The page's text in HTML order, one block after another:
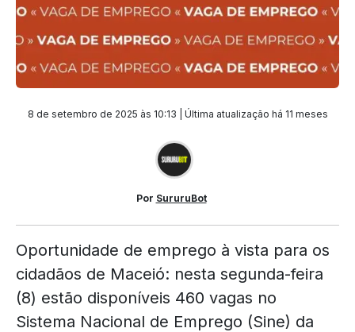
8 de setembro de 2025 às 10:13 | Última atualização há 11 meses
Por SururuBot
Oportunidade de emprego à vista para os
cidadãos de Maceió: nesta segunda-feira
(8) estão disponíveis 460 vagas no
Sistema Nacional de Emprego (Sine) da